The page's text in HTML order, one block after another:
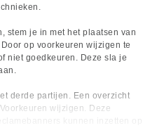
stem je in met het plaatsen van
op voorkeuren wijzigen te
niet goedkeuren. Deze sla je
derde partijen. Een overzicht
wijzigen. Deze